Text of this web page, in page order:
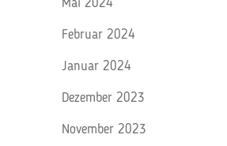
Mai 2024
Februar 2024
Januar 2024
Dezember 2023
November 2023